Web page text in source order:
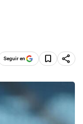
Seguir en